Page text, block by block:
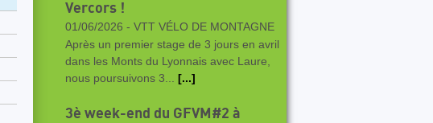
Vercors !
01/06/2026 - VTT VÉLO DE MONTAGNE
Après un premier stage de 3 jours en avril
dans les Monts du Lyonnais avec Laure,
nous poursuivons 3... [...]
3è week-end du GFVM#2 à